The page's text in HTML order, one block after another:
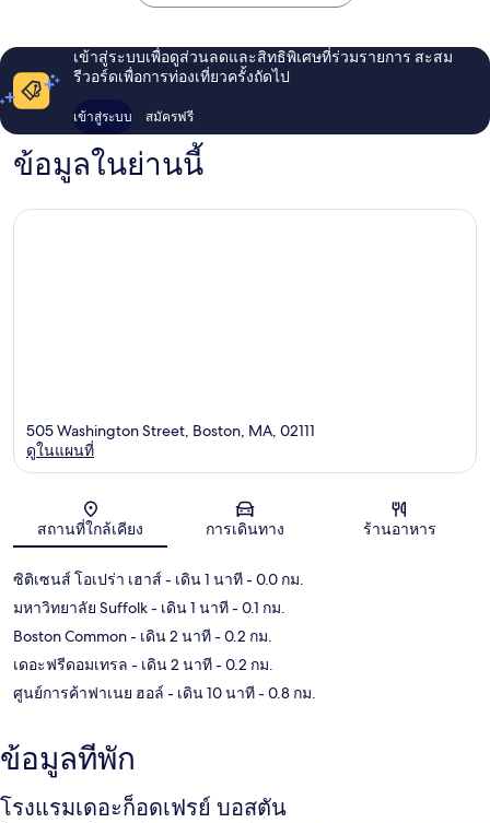
เข้าสู่ระบบเพื่อดูส่วนลดและสิทธิพิเศษที่ร่วมรายการ สะสม
รีวอร์ดเพื่อการท่องเที่ยวครั้งถัดไป
เข้าสู่ระบบ สมัครฟรี
ข้อมูลในย่านนี้
แผนที่
505 Washington Street, Boston, MA, 02111
ดูในแผนที่
สถานที่ใกล้เคียง การเดินทาง ร้านอาหาร
ซิติเซนส์ โอเปร่า เฮาส์ - เดิน 1 นาที- 0.0 กม.
มหาวิทยาลัย Suffolk- เดิน 1 นาที- 0.1 กม.
Boston Common- เดิน 2 นาที- 0.2 กม.
เดอะฟรีดอมเทรล - เดิน 2 นาที- 0.2 กม.
ศูนย์การค้าฟาเนย ฮอล์ - เดิน 10 นาที- 0.8 กม.
ข้อมูลที่พัก
โรงแรมเดอะก็อดเฟรย์ บอสตัน